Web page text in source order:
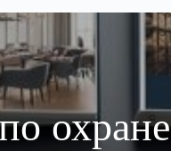
охране